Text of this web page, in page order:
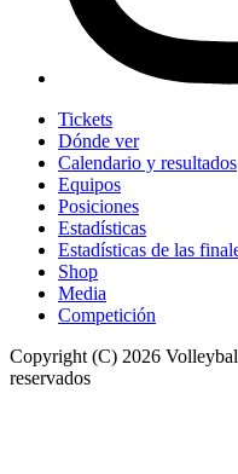
Tickets
Dónde ver
Calendario y resultados
Equipos
Posiciones
Estadísticas
Estadísticas de las
Shop
Media
Competición
Copyright (C) 2026
reservados